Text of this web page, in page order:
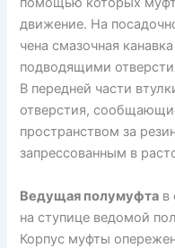
движение. На
чена смазочная
подводящими
В передней части
отвер­стия,
пространством за
запрессованным в
Ведущая полумуфта в
на ступице ведомой
Корпус муфты